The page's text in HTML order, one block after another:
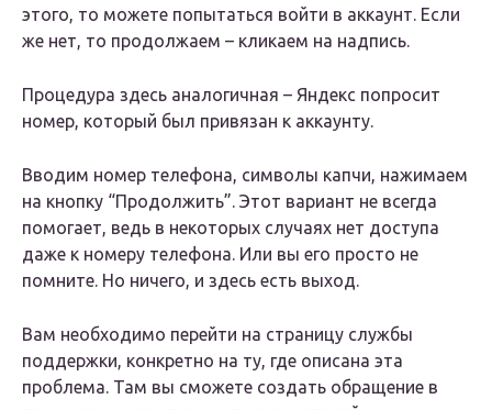
этого, то можете попытаться войти в аккаунт. Если
же нет, то продолжаем – кликаем на надпись.
Процедура здесь аналогичная – Яндекс попросит
номер, который был привязан к аккаунту.
Вводим номер телефона, символы капчи, нажимаем
на кнопку “Продолжить”. Этот вариант не всегда
помогает, ведь в некоторых случаях нет доступа
даже к номеру телефона. Или вы его просто не
помните. Но ничего, и здесь есть выход.
Вам необходимо перейти на страницу службы
поддержки, конкретно на ту, где описана эта
проблема. Там вы сможете создать обращение в